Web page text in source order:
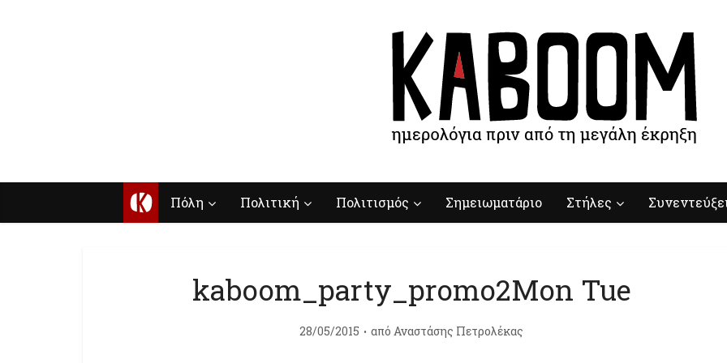
Κ Πόλη Πολιτική Πολιτισμός Σημειωματάριο Στήλες
kaboom_party_promo2Mon Tue
28/05/2015 από Αναστάσης Πετρολέκας